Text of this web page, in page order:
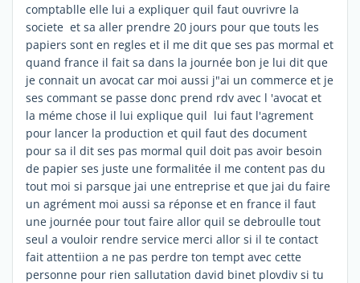
comptablle elle lui a expliquer quil faut ouvrivre la
societe et sa aller prendre 20 jours pour que touts les
papiers sont en regles et il me dit que ses pas mormal et
quand france il fait sa dans la journée bon je lui dit que
je connait un avocat car moi aussi j"ai un commerce et je
ses commant se passe donc prend rdv avec l 'avocat et
la méme chose il lui explique quil lui faut l'agrement
pour lancer la production et quil faut des document
pour sa il dit ses pas mormal quil doit pas avoir besoin
de papier ses juste une formalitée il me content pas du
tout moi si parsque jai une entreprise et que jai du faire
un agrément moi aussi sa réponse et en france il faut
une journée pour tout faire allor quil se debroulle tout
seul a vouloir rendre service merci allor si il te contact
fait attentiion a ne pas perdre ton tempt avec cette
personne pour rien sallutation david binet plovdiv si tu